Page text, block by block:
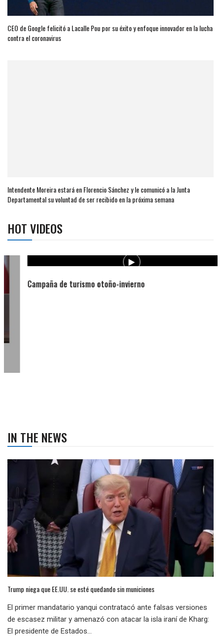
CEO de Google felicitó a Lacalle Pou por su éxito y enfoque innovador en la lucha
contra el coronavirus
Intendente Moreira estará en Florencio Sánchez y le comunicó a la Junta
Departamental su voluntad de ser recibido en la próxima semana
HOT VIDEOS
Campaña de turismo otoño-invierno
IN THE NEWS
Trump niega que EE.UU. se esté quedando sin municiones
El primer mandatario yanqui contratacó ante falsas versiones
de escasez militar y amenazó con atacar la isla iraní de Kharg:
El presidente de Estados...